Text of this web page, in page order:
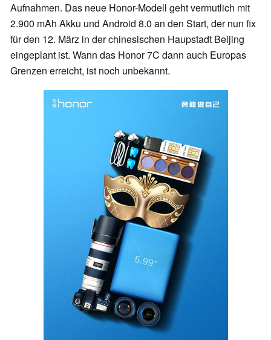
Aufnahmen. Das neue Honor-Modell geht vermutlich mit
2.900 mAh Akku und Android 8.0 an den Start, der nun fix
für den 12. März in der chinesischen Haupstadt Beijing
eingeplant ist. Wann das Honor 7C dann auch Europas
Grenzen erreicht, ist noch unbekannt.